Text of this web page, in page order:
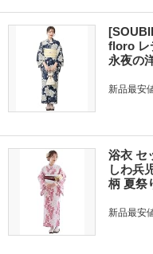
floro レ
永夜の
新品最安
浴衣 セ
しわ兵
柄 夏祭
新品最安